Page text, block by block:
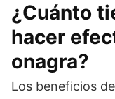
¿Cuánto
hacer
onagra?
Los beneficios